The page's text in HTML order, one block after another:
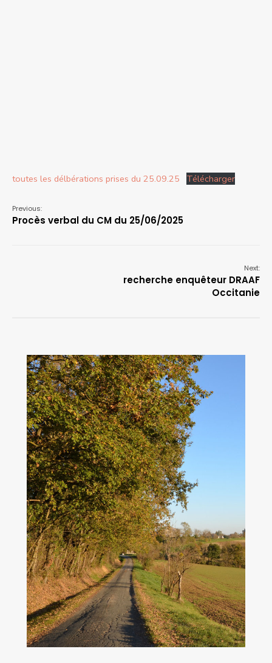
toutes les délbérations prises du 25.09.25 Télécharger
Previous:
Procès verbal du CM du 25/06/2025
Next:
recherche enquêteur DRAAF
Occitanie